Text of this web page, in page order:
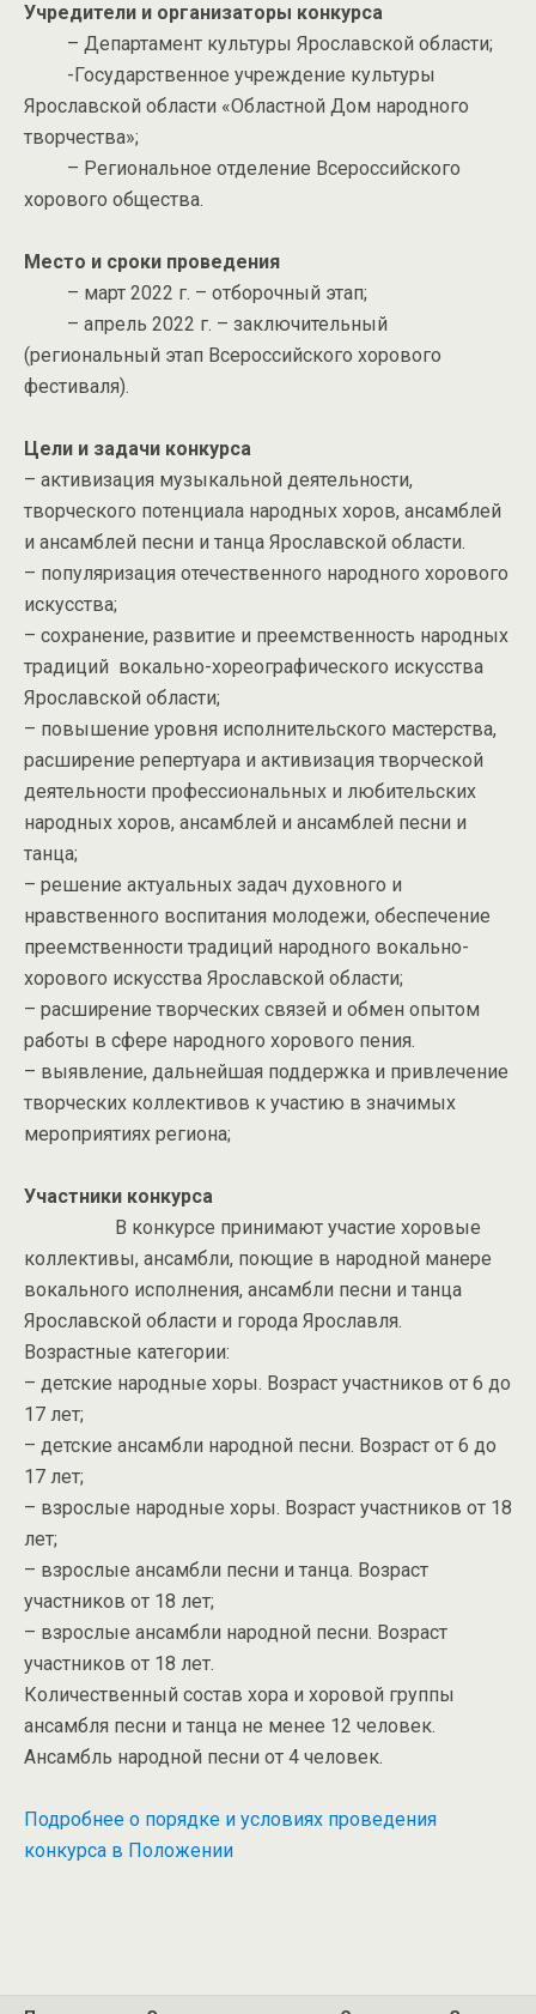
Учредители и организаторы конкурса
– Департамент культуры Ярославской области;
-Государственное учреждение культуры
Ярославской области «Областной Дом народного
творчества»;
– Региональное отделение Всероссийского
хорового общества.
Место и сроки проведения
– март 2022 г. – отборочный этап;
– апрель 2022 г. – заключительный
(региональный этап Всероссийского хорового
фестиваля).
Цели и задачи конкурса
– активизация музыкальной деятельности,
творческого потенциала народных хоров, ансамблей
и ансамблей песни и танца Ярославской области.
– популяризация отечественного народного хорового
искусства;
– сохранение, развитие и преемственность народных
традиций вокально-хореографического искусства
Ярославской области;
– повышение уровня исполнительского мастерства,
расширение репертуара и активизация творческой
деятельности профессиональных и любительских
народных хоров, ансамблей и ансамблей песни и
танца;
– решение актуальных задач духовного и
нравственного воспитания молодежи, обеспечение
преемственности традиций народного вокально-
хорового искусства Ярославской области;
– расширение творческих связей и обмен опытом
работы в сфере народного хорового пения.
– выявление, дальнейшая поддержка и привлечение
творческих коллективов к участию в значимых
мероприятиях региона;
Участники конкурса
В конкурсе принимают участие хоровые
коллективы, ансамбли, поющие в народной манере
вокального исполнения, ансамбли песни и танца
Ярославской области и города Ярославля.
Возрастные категории:
– детские народные хоры. Возраст участников от 6 до
17 лет;
– детские ансамбли народной песни. Возраст от 6 до
17 лет;
– взрослые народные хоры. Возраст участников от 18
лет;
– взрослые ансамбли песни и танца. Возраст
участников от 18 лет;
– взрослые ансамбли народной песни. Возраст
участников от 18 лет.
Количественный состав хора и хоровой группы
ансамбля песни и танца не менее 12 человек.
Ансамбль народной песни от 4 человек.
Подробнее о порядке и условиях проведения
конкурса в Положении